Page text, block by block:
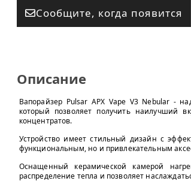
Сообщите, когда появится
Описание
Вапорайзер Pulsar APX Vape V3 Nebular -
который позволяет получить наилучший
концентратов.
Устройство имеет стильный дизайн с
функциональным, но и привлекательным
Оснащенный керамической камерой
распределение тепла и позволяет